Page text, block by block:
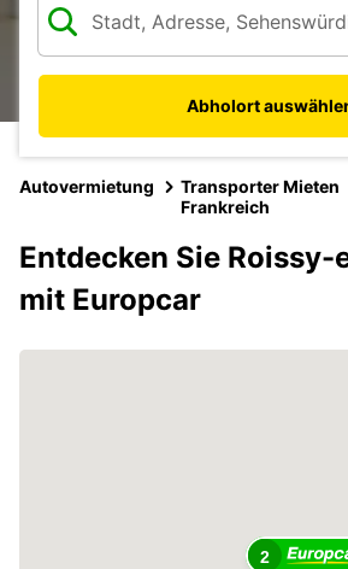
Abholort
Autovermietung
Transporter Mieten
Frankreich
Entdecken Sie Roissy-
mit Europcar
2